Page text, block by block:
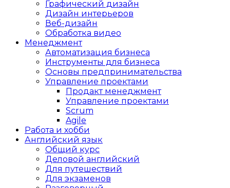
Графический дизайн
Дизайн интерьеров
Веб-дизайн
Обработка видео
Менеджмент
Автоматизация бизнеса
Инструменты для бизнеса
Основы предпринимательства
Управление проектами
Продакт менеджмент
Управление проектами
Scrum
Agile
Работа и хобби
Английский язык
Общий курс
Деловой английский
Для путешествий
Для экзаменов